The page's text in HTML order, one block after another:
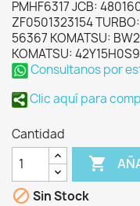
PMHF6317 JCB:
ZF0501323154
56367 KOMATSU:
KOMATSU:
Consultanos por
Clic aquí para
Cantidad

 Sin Stock